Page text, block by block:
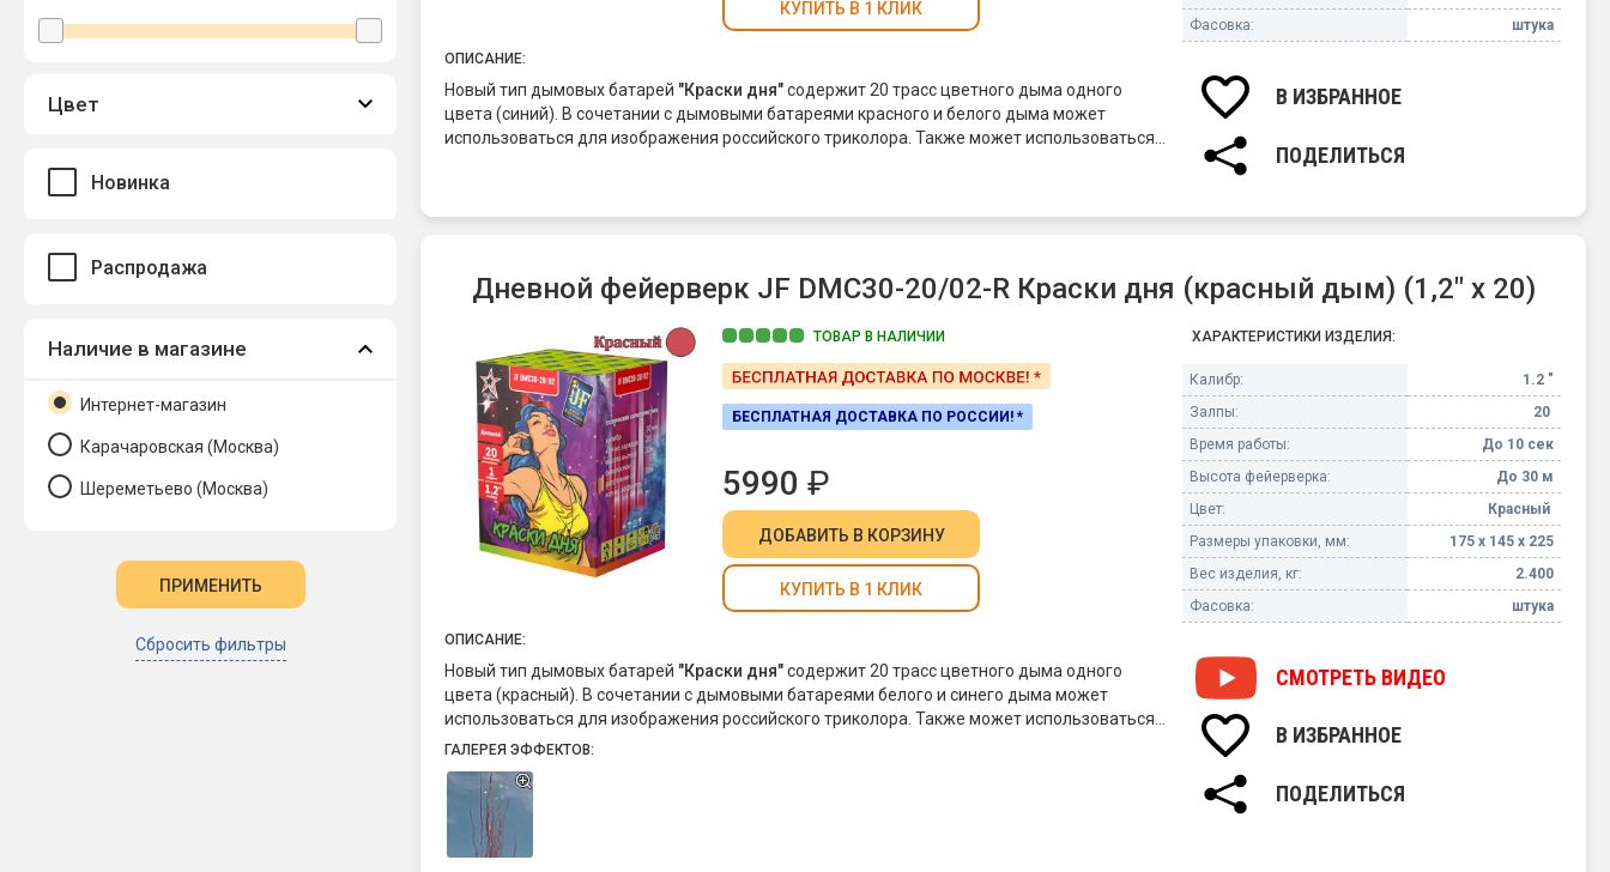
Цвет
Новинка
Распродажа
Наличие в магазине
Интернет-магазин
Карачаровская (Москва)
Шереметьево (Москва)
Сбросить фильтры
КУПИТЬ В 1 КЛИК
ОПИСАНИЕ:
Новый тип дымовых батарей "Краски дня"содержит 20 трасс цветного дыма одного
цвета (синий). В сочетании с дымовыми батареями красного и белого дыма может
использоваться для изображения российского триколора. Также может использоваться
Фасовка:
штука
В ИЗБРАННОЕ
ПОДЕЛИТЬСЯ
Дневной фейерверк JF DMC30-20/02-R Краски дня (красный дым) (1,2" х 20)
ТОВАР В НАЛИЧИИ
БЕСПЛАТНАЯ ДОСТАВКА ПО РОССИИ! *
5990 ₽
ДОБАВИТЬ В КОРЗИНУ
КУПИТЬ В 1 КЛИК
ОПИСАНИЕ:
Новый тип дымовых батарей "Краски дня"содержит 20 трасс цветного дыма одного
цвета (красный). В сочетании с дымовыми батареями белого и синего дыма может
использоваться для изображения российского триколора. Также может использоваться
для Gender Party (определение пола ребенка)
ГАЛЕРЕЯ ЭФФЕКТОВ:
ХАРАКТЕРИСТИКИ ИЗДЕЛИЯ:
Калибр:
1.2 "
Залпы:
20
Время работы:
До 10 сек
Высота фейерверка:
До 30 м
Цвет:
Красный
Размеры упаковки, мм:
175 х 145 х 225
Вес изделия, кг:
2.400
Фасовка:
штука
СМОТРЕТЬ ВИДЕО
В ИЗБРАННОЕ
ПОДЕЛИТЬСЯ